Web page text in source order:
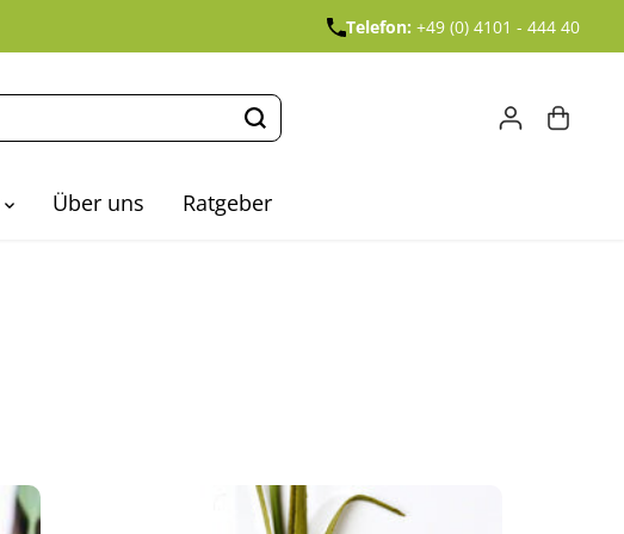
Telefon: +49 (0) 4101 - 444 40
Über uns Ratgeber